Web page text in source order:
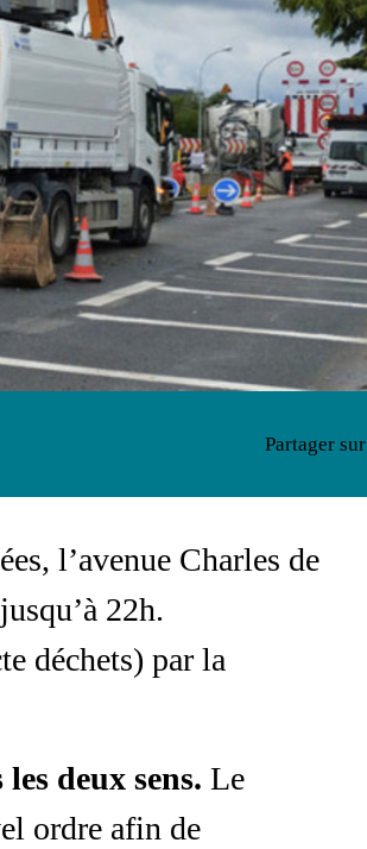
Partager sur
l’avenue Charles de
22h.
déchets) par la
deux sens. Le
ordre afin de